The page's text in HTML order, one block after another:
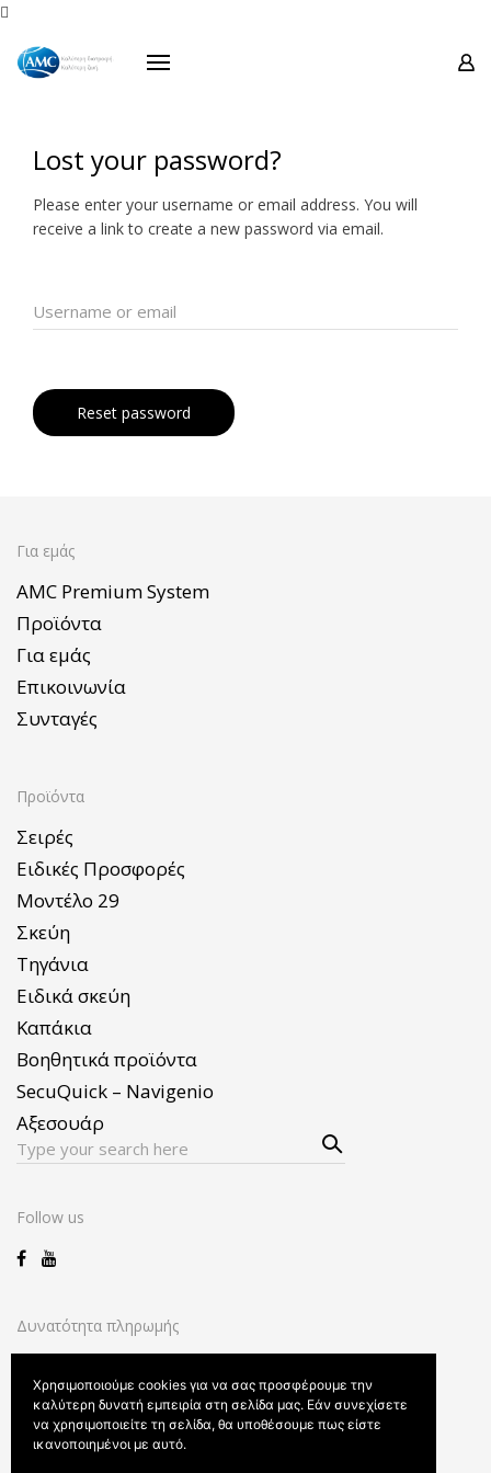

Σειρές
Μουσείο Ενάντιο
Επικοινωνία
Lost your password?
Please enter your username or email address. You will
receive a link to create a new password via email.
Username or email
Reset password
Για εμάς
AMC Premium System
Προϊόντα
Για εμάς
Επικοινωνία
Συνταγές
Προϊόντα
Σειρές
Ειδικές Προσφορές
Μοντέλο 29
Σκεύη
Τηγάνια
Ειδικά σκεύη
Καπάκια
Βοηθητικά προϊόντα
SecuQuick – Navigenio
Αξεσουάρ
Search
Sear
ch
Follow us
Δυνατότητα πληρωμής
Όροι και προϋποθέσεις
Χρησιμοποιούμε cookies για να σας προσφέρουμε την
καλύτερη δυνατή εμπειρία στη σελίδα μας. Εάν συνεχίσετε
να χρησιμοποιείτε τη σελίδα, θα υποθέσουμε πως είστε
ικανοποιημένοι με αυτό.